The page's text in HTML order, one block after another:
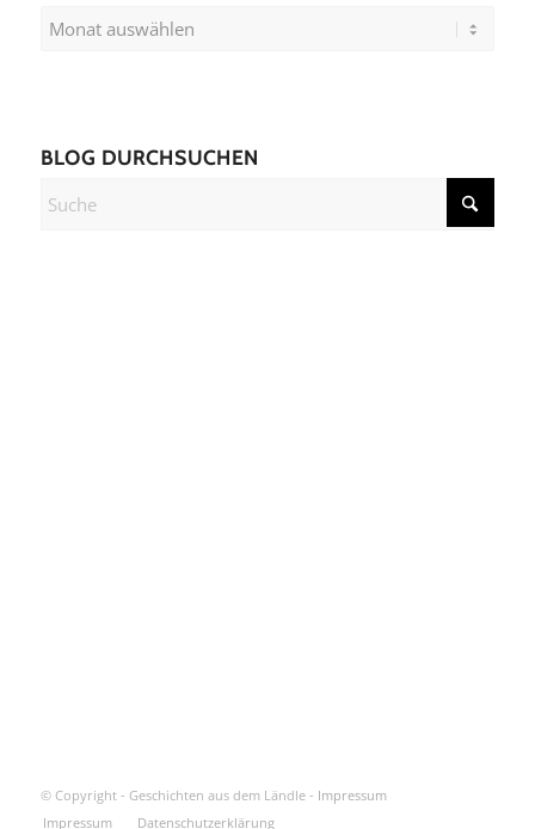
BLOG DURCHSUCHEN
© Copyright - Geschichten aus dem Ländle - Impressum
Impressum
Datenschutzerklärung